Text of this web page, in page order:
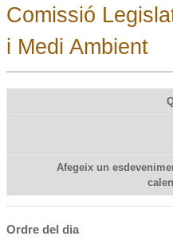
Comissió
i Medi Ambient
Afegeix un
Ordre del dia